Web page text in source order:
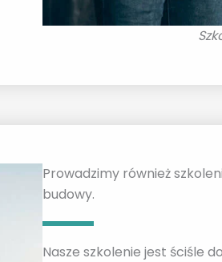
Prowadzimy również
budowy.
Nasze szkolenie jest ściśle